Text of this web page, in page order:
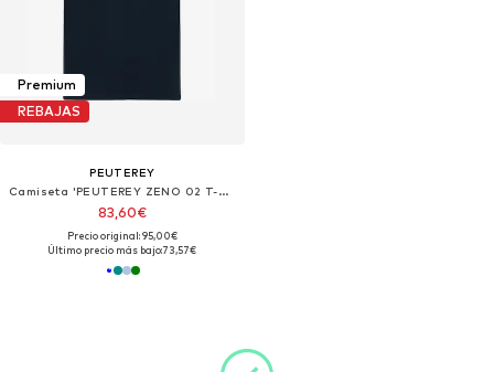
Premium
REBAJAS
PEUTEREY
Camiseta 'PEUTEREY ZENO 02 T-Shirt e Polo'
83,60€
Precio original: 95,00€
Último precio más bajo:73,57€